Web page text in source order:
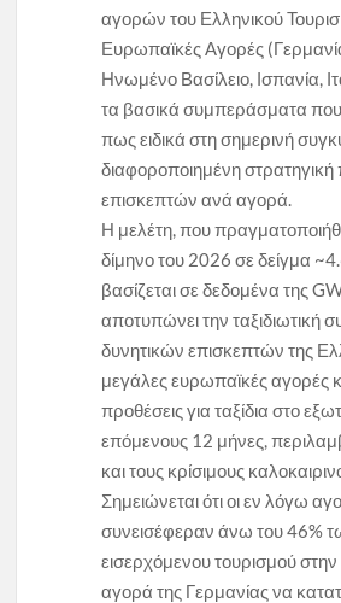
αγορών του Ελληνικού
Ευρωπαϊκές Αγορές
Ηνωμένο Βασίλειο, Ισπανία,
τα βασικά συμπεράσματα που
πως ειδικά στη σημερινή
διαφοροποιημένη
επισκεπτών ανά αγορά.
Η μελέτη, που
δίμηνο του 2026 σε δείγμα
βασίζεται σε δεδομένα της
αποτυπώνει την ταξιδιωτική
δυνητικών επισκεπτών της
μεγάλες ευρωπαϊκές αγορές
προθέσεις για ταξίδια στο
επόμενους 12 μήνες,
και τους κρίσιμους
Σημειώνεται ότι οι εν λόγω
συνεισέφεραν άνω του 46%
εισερχόμενου τουρισμού
αγορά της Γερμανίας να